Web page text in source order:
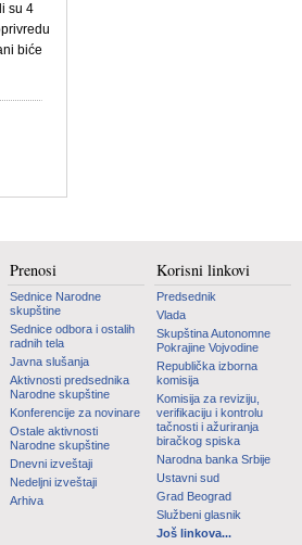
su 4
biće
Prenosi
Sednice Narodne
skupštine
Sednice odbora i ostalih
radnih tela
Javna slušanja
Aktivnosti predsednika
Narodne skupštine
Konferencije za novinare
Ostale aktivnosti
Narodne skupštine
Dnevni izveštaji
Nedeljni izveštaji
Arhiva
Korisni linkovi
Predsednik
Vlada
Skupština Autonomne
Pokrajine Vojvodine
Republička izborna
komisija
Komisija za reviziju,
verifikaciju i kontrolu
tačnosti i ažuriranja
biračkog spiska
Narodna banka Srbije
Ustavni sud
Grad Beograd
Službeni glasnik
Još linkova...